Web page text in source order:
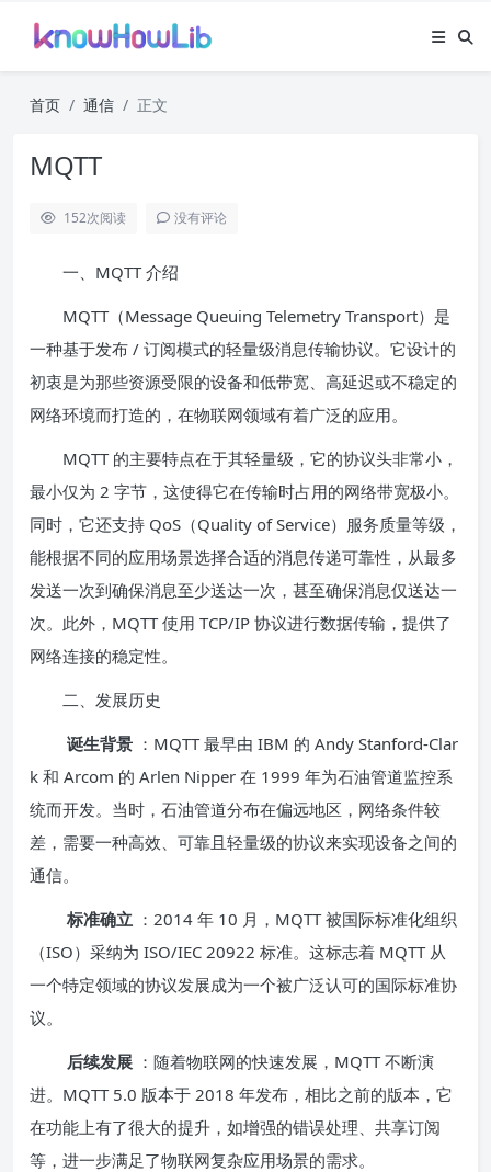
首页 通信 正文
MQTT
152次阅读 没有评论
一、MQTT 介绍
MQTT（Message Queuing Telemetry Transport）是
一种基于发布 / 订阅模式的轻量级消息传输协议。它设计的
初衷是为那些资源受限的设备和低带宽、高延迟或不稳定的
网络环境而打造的，在物联网领域有着广泛的应用。
MQTT 的主要特点在于其轻量级，它的协议头非常小，
最小仅为 2 字节，这使得它在传输时占用的网络带宽极小。
同时，它还支持 QoS（Quality of Service）服务质量等级，
能根据不同的应用场景选择合适的消息传递可靠性，从最多
发送一次到确保消息至少送达一次，甚至确保消息仅送达一
次。此外，MQTT 使用 TCP/IP 协议进行数据传输，提供了
网络连接的稳定性。
二、发展历史
诞生背景 ：MQTT 最早由 IBM 的 Andy Stanford-Clar
k 和 Arcom 的 Arlen Nipper 在 1999 年为石油管道监控系
统而开发。当时，石油管道分布在偏远地区，网络条件较
差，需要一种高效、可靠且轻量级的协议来实现设备之间的
通信。
标准确立 ：2014 年 10 月，MQTT 被国际标准化组织
（ISO）采纳为 ISO/IEC 20922 标准。这标志着 MQTT 从
一个特定领域的协议发展成为一个被广泛认可的国际标准协
议。
后续发展 ：随着物联网的快速发展，MQTT 不断演
进。MQTT 5.0 版本于 2018 年发布，相比之前的版本，它
在功能上有了很大的提升，如增强的错误处理、共享订阅
等，进一步满足了物联网复杂应用场景的需求。